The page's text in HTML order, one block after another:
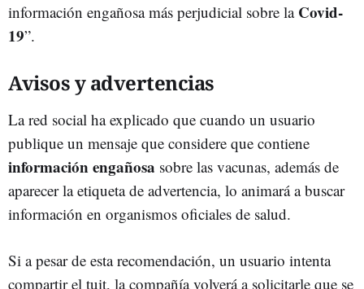
información engañosa más perjudicial sobre la Covid-
19”.
Avisos y advertencias
La red social ha explicado que cuando un usuario
publique un mensaje que considere que contiene
información engañosa sobre las vacunas, además de
aparecer la etiqueta de advertencia, lo animará a buscar
información en organismos oficiales de salud.
Si a pesar de esta recomendación, un usuario intenta
compartir el tuit, la compañía volverá a solicitarle que se